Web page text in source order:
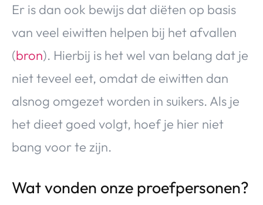
Er is dan ook bewijs dat diëten op basis
van veel eiwitten helpen bij het afvallen
(bron). Hierbij is het wel van belang dat je
niet teveel eet, omdat de eiwitten dan
alsnog omgezet worden in suikers. Als je
het dieet goed volgt, hoef je hier niet
bang voor te zijn.
Wat vonden onze proefpersonen?